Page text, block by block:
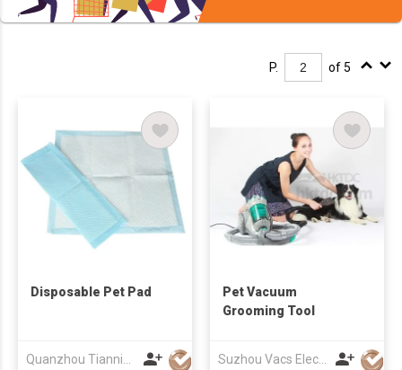
P. of 5
Disposable Pet Pad
Pet Vacuum
Grooming Tool
Suzhou Vacs Electrical Co. Ltd.